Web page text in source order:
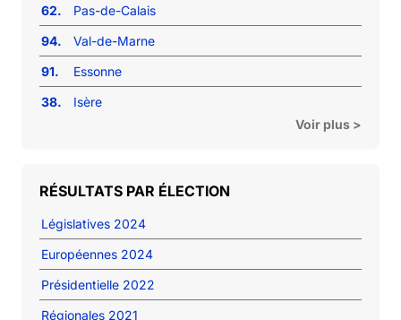
62.
Pas-de-Calais
94.
Val-de-Marne
91.
Essonne
38.
Isère
Voir plus >
RÉSULTATS PAR ÉLECTION
Législatives 2024
Européennes 2024
Présidentielle 2022
Régionales 2021